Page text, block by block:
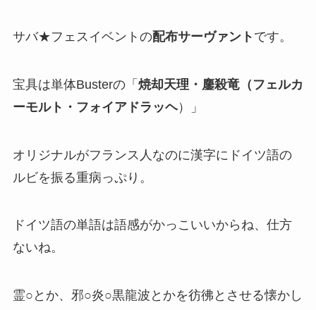
サバ★フェスイベントの配布サーヴァント です。
宝具は単体Busterの「 焼却天理・鏖殺竜（フェルカ
ーモルト・フォイアドラッヘ）」
オリジナルがフランス人なのに漢字にドイツ語の
ルビを振る重病っぷり。
ドイツ語の単語は語感がかっこいいからね、仕方
ないね。
霊○とか、邪○炎○黒龍波とかを彷彿とさせる懐かし